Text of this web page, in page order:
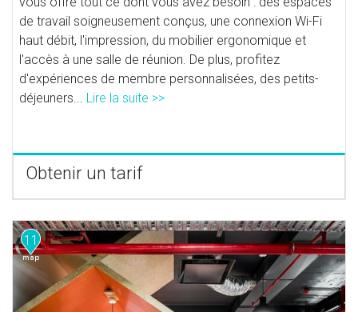
de travail soigneusement conçus, une connexion Wi-Fi
haut débit, l'impression, du mobilier ergonomique et
l'accès à une salle de réunion. De plus, profitez
d'expériences de membre personnalisées, des petits-
déjeuners... Lire la suite >>
Obtenir un tarif
11